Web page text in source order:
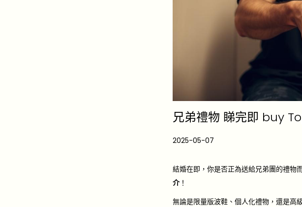
兄弟禮物 睇完即 buy
P
s
t
2025-05-07
2
結婚在即，你是否正為送給兄弟團的禮物
介！
無論是限量版波鞋、個人化禮物，還是高